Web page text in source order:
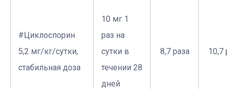
#Циклоспорин
5,2 мг/кг/сутки,
стабильная доза
10 мг 1
раз на
сутки в
течении 28
дней
­ 8,7 раза 10,7